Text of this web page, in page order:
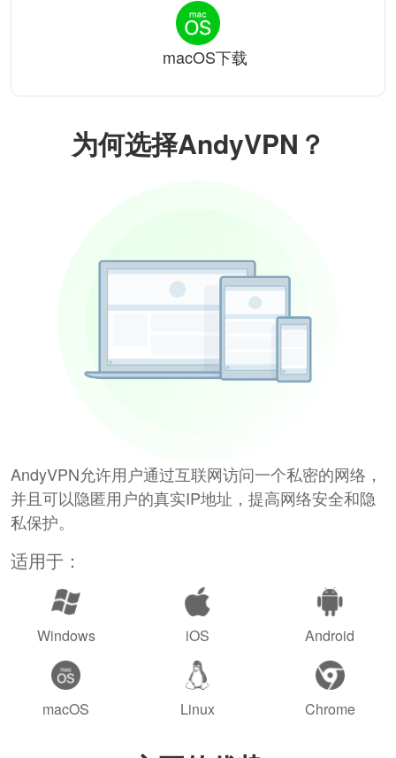
为何选择AndyVPN？
AndyVPN允许用户通过互联网访问一个私密的网络，
并且可以隐匿用户的真实IP地址，提高网络安全和隐
私保护。
适用于：
Windows iOS Android
macOS Linux Chrome
macOS下载